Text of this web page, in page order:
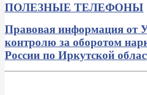
ПОЛЕЗНЫЕ ТЕЛЕФОНЫ
Правовая информация от
контролю за оборотом
России по Иркутской